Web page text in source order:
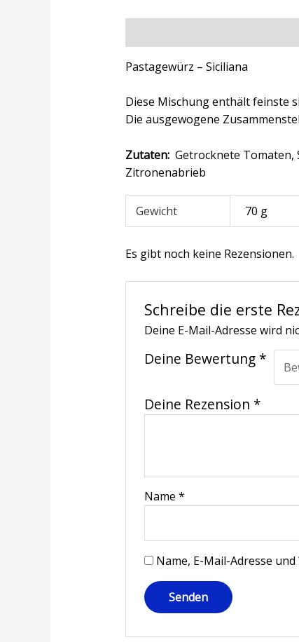
Pastagewürz – Siciliana
Diese Mischung enthält feinste
Die ausgewogene
Zutaten:Getrocknete Tomaten,
Zitronenabrieb
Gewicht 70 g
Es gibt noch keine Rezensionen.
Schreibe die erste
Deine E-Mail-Adresse wird
Deine Bewertung *
Deine Rezension *
Name*
Name, E-Mail-Adresse